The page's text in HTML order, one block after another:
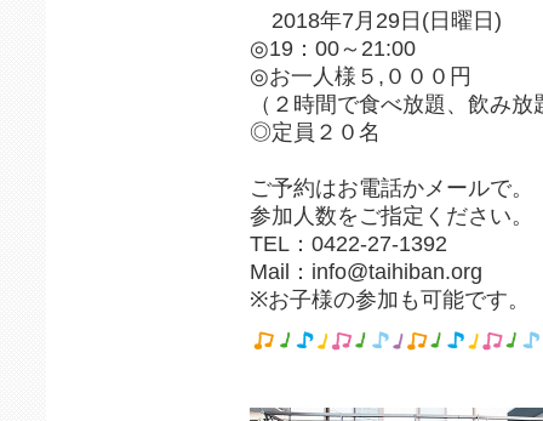
2018年7月29日(日曜日)
◎19：00～21:00
◎お一人様５,０００円
（２時間で食べ放題、飲み放
◎定員２０名
ご予約はお電話かメールで。
参加人数をご指定ください。
TEL：0422-27-1392
Mail：info@taihiban.org
※お子様の参加も可能です。